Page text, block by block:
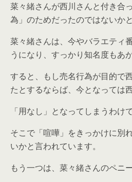
菜々緒さんが西川さんと付き合
為」のためだったのではないか
菜々緒さんは、今やバラエティ
うになり、すっかり知名度もあ
すると、もし売名行為が目的で
たとするならば、今となっては
「用なし」となってしまうわけで
そこで「喧嘩」をきっかけに別
いかと言われています。
もう一つは、菜々緒さんのペニ